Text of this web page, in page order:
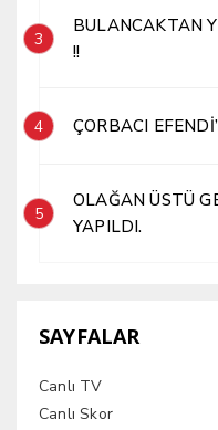
3
BULANCAKTAN
!!
4 ÇORBACI
5
OLAĞAN ÜSTÜ
YAPILDI.
SAYFALAR
Canlı TV
Canlı Skor